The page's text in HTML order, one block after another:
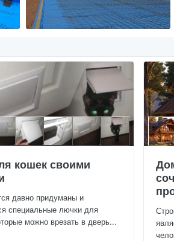
кошек своими
давно придуманы и
специальные лючки для
можно врезать в дверь...